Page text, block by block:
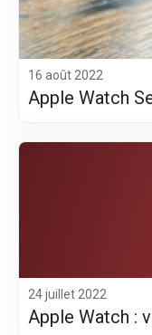
16 août 2022
Apple Watch
24 juillet 2022
Apple Watch :